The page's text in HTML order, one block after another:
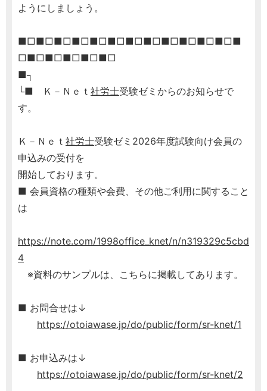
ようにしましょう。
■□■□■□■□■□■□■□■□■□■□■□■□■
□■□■□■□■□■□
■┐
└■ Ｋ－Ｎｅｔ 社労士受験ゼミからのお知らせで
す。
Ｋ－Ｎｅｔ 社労士受験ゼミ2026年度試験向け会員の
申込みの受付を
開始しております。
■ 会員資格の種類や会費、その他ご利用に関すること
は
https://note.com/1998office_knet/n/n319329c5cbd
4
※資料のサンプルは、こちらに掲載してあります。
■ お問合せは↓
https://otoiawase.jp/do/public/form/sr-knet/1
■ お申込みは↓
https://otoiawase.jp/do/public/form/sr-knet/2